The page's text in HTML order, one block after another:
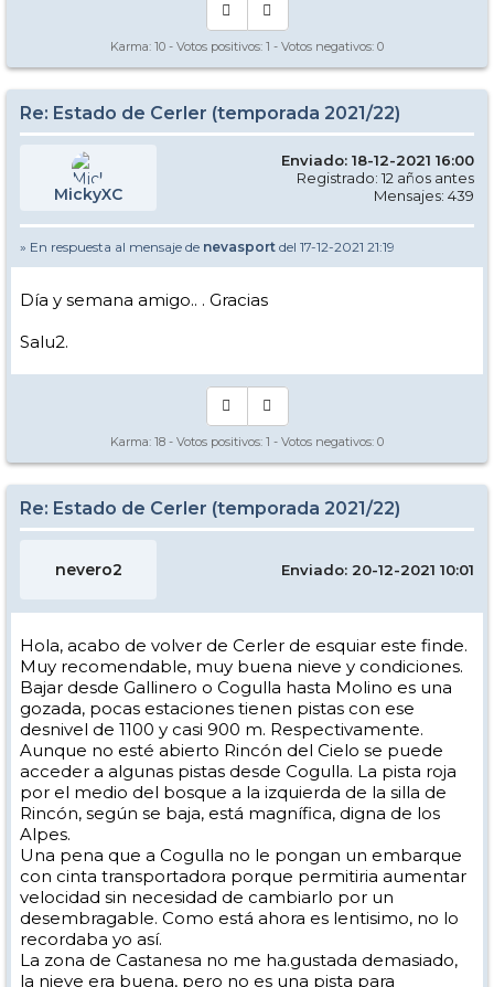
Karma: 10 - Votos positivos: 1 - Votos negativos: 0
Re: Estado de Cerler (temporada 2021/22)
MickyXC
Enviado: 18-12-2021 16:00
Registrado: 12 años antes
Mensajes: 439
» En respuesta al mensaje de nevasport del 17-12-2021 21:19
Día y semana amigo.. . Gracias
Salu2.
Karma: 18 - Votos positivos: 1 - Votos negativos: 0
Re: Estado de Cerler (temporada 2021/22)
nevero2 Enviado: 20-12-2021 10:01
Hola, acabo de volver de Cerler de esquiar este finde.
Muy recomendable, muy buena nieve y condiciones.
Bajar desde Gallinero o Cogulla hasta Molino es una
gozada, pocas estaciones tienen pistas con ese
desnivel de 1100 y casi 900 m. Respectivamente.
Aunque no esté abierto Rincón del Cielo se puede
acceder a algunas pistas desde Cogulla. La pista roja
por el medio del bosque a la izquierda de la silla de
Rincón, según se baja, está magnífica, digna de los
Alpes.
Una pena que a Cogulla no le pongan un embarque
con cinta transportadora porque permitiria aumentar
velocidad sin necesidad de cambiarlo por un
desembragable. Como está ahora es lentisimo, no lo
recordaba yo así.
La zona de Castanesa no me ha.gustada demasiado,
la nieve era buena, pero no es una pista para